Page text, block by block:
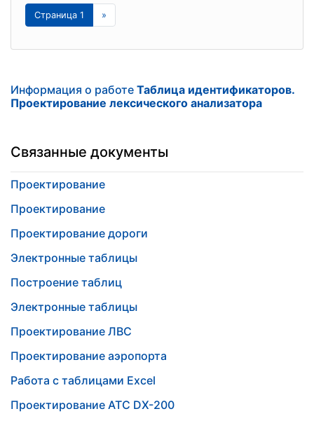
Страница 1 »
Информация о работе Таблица идентификаторов.
Проектирование лексического анализатора
Связанные документы
Проектирование
Проектирование
Проектирование дороги
Электронные таблицы
Построение таблиц
Электронные таблицы
Проектирование ЛВС
Проектирование аэропорта
Работа с таблицами Excel
Проектирование АТС DX-200